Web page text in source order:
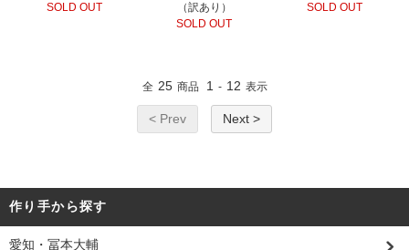
SOLD OUT
（訳あり）
SOLD OUT
SOLD OUT
全 25 商品 1 - 12 表示
< Prev Next >
作り手から探す
愛知・冨本大輔